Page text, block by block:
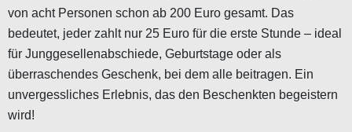
von acht Personen schon ab 200 Euro gesamt. Das
bedeutet, jeder zahlt nur 25 Euro für die erste Stunde – ideal
für Junggesellenabschiede, Geburtstage oder als
überraschendes Geschenk, bei dem alle beitragen. Ein
unvergessliches Erlebnis, das den Beschenkten begeistern
wird!